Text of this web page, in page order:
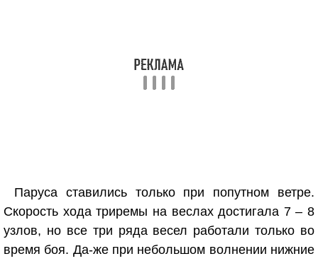
Паруса ставились только при попутном ветре.
Скорость хода триремы на веслах достигала 7 – 8
узлов, но все три ряда весел работали только во
время боя. Да-же при небольшом волнении нижние